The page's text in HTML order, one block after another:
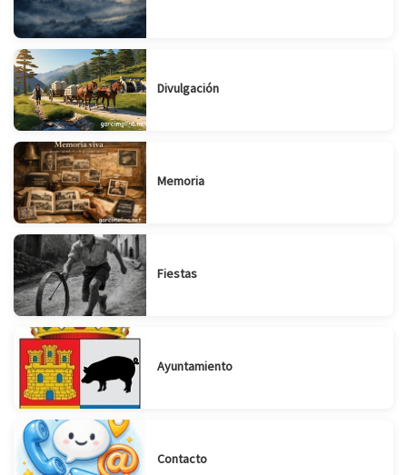
Divulgación
Memoria
Fiestas
Ayuntamiento
Contacto
Suscribirse